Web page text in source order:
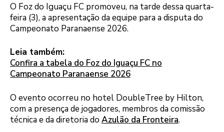
O Foz do Iguaçu FC promoveu, na tarde dessa quarta-
feira (3), a apresentação da equipe para a disputa do
Campeonato Paranaense 2026.
Leia também:
Confira a tabela do Foz do Iguaçu FC no
Campeonato Paranaense 2026
O evento ocorreu no hotel DoubleTree by Hilton,
com a presença de jogadores, membros da comissão
técnica e da diretoria do Azulão da Fronteira.